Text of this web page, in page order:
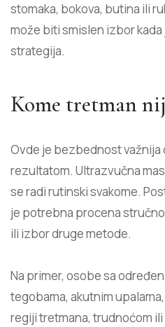
stomaka, bokova, butina ili
može biti smislen izbor kada
strategija.
Kome tretman
Ovde je bezbednost važnija
rezultatom. Ultrazvučna
se radi rutinski svakome.
je potrebna procena
ili izbor druge metode.
Na primer, osobe sa
tegobama, akutnim
regiji tretmana, trudnoćom